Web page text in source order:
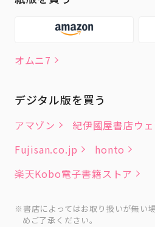
オムニ7
デジタル版を買う
アマゾン
紀伊國屋書店ウ
Fujisan.co.jp
honto
楽天Kobo電子書籍ストア
書店によってはお取り扱いが無い
めご了承ください。